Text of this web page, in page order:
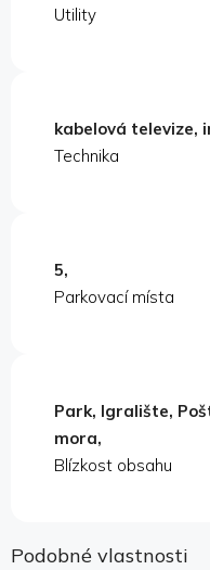
Utility
kabelová televize,
Technika
5,
Parkovací místa
Park, Igralište,
mora,
Blízkost obsahu
Podobné vlastnosti